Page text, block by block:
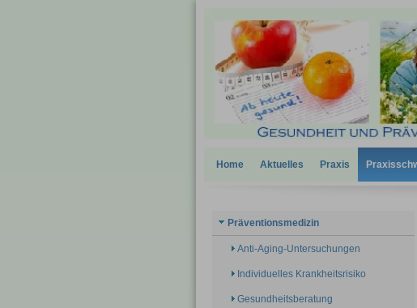
Home Aktuelles Praxis
Präventionsmedizin
Anti-Aging-Untersuchungen
Individuelles Krankheitsrisiko
Gesundheitsberatung